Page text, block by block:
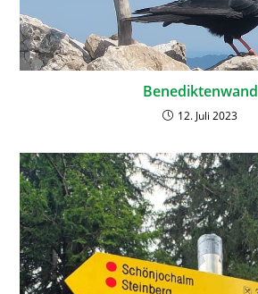
Benediktenwand
12. Juli 2023